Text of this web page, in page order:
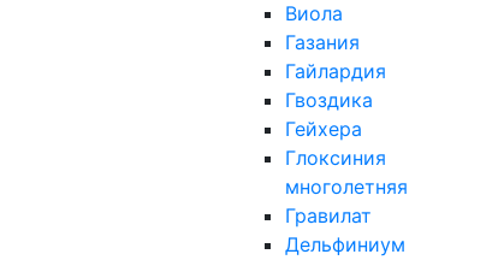
Виола
Газания
Гайлардия
Гвоздика
Гейхера
Глоксиния
многолетняя
Гравилат
Дельфиниум